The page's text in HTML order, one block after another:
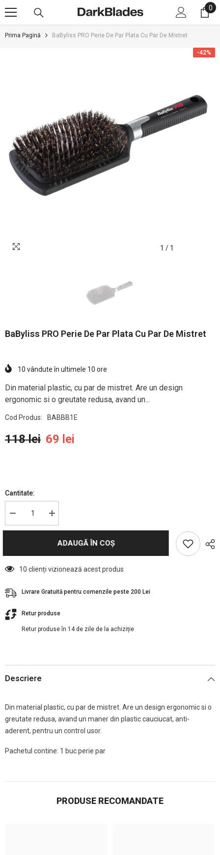
0
0
Prima Pagină BaByliss PRO Perie De Par Plata Cu Par De Mistret
-42%
1 / 1
BaByliss PRO Perie De Par Plata Cu Par De Mistret
10 vândute în ultimele 10 ore
Din material plastic, cu par de mistret. Are un design
ergonomic si o greutate redusa, avand un...
Cod Produs: BABBB1E
118 lei 69 lei
Cantitate:
Reduceți
cantitatea
pentru
par
par
de
Creșteți
cantitatea
pentru
BaByliss
PRO
par
par
ADAUGĂ ÎN COȘ
10 clienți vizionează acest produs
Livrare Gratuită pentru comenzile peste 200 Lei
Retur produse
Retur produse în 14 de zile de la achiziție
Descriere
Din material plastic, cu par de mistret. Are un design ergonomic si o
greutate redusa, avand un maner din plastic cauciucat, anti-
aderent, pentru un control usor.
Pachetul contine: 1 buc perie par
PRODUSE RECOMANDATE